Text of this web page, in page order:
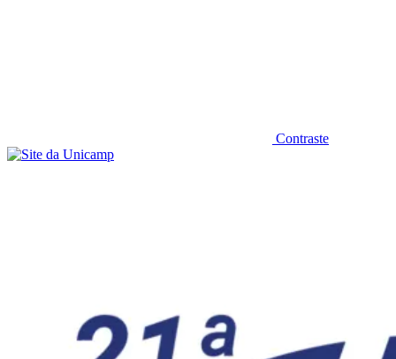
Contraste